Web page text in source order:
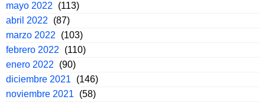
mayo 2022
(113)
abril 2022
(87)
marzo 2022
(103)
febrero 2022
(110)
enero 2022
(90)
diciembre 2021
(146)
noviembre 2021
(58)